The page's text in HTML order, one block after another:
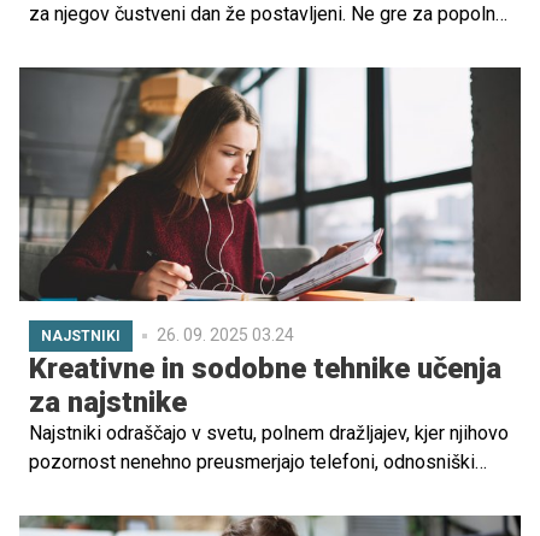
za njegov čustveni dan že postavljeni. Ne gre za popolno
občutek varnosti in povezanosti, ki ga kot starši nudite.
NAJSTNIKI 26. 09. 2025 03.24
Kreativne in sodobne tehnike učenja
za najstnike
Najstniki odraščajo v svetu, polnem dražljajev, kjer njihovo
pozornost nenehno preusmerjajo telefoni, odnosniški
jim lahko v pomoč tehnike, ki ne le izboljšajo pomnjenje,